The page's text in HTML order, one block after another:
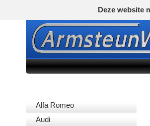
Alfa Romeo
Audi
Deze website